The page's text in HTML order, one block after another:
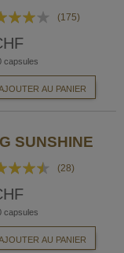
(175)
capsules
AU PANIER
SUNSHINE
(28)
capsules
AU PANIER